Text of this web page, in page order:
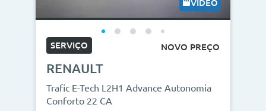
VÍDEO
SERVIÇO NOVO PREÇO
RENAULT
Trafic E-Tech L2H1 Advance Autonomia
Conforto 22 CA